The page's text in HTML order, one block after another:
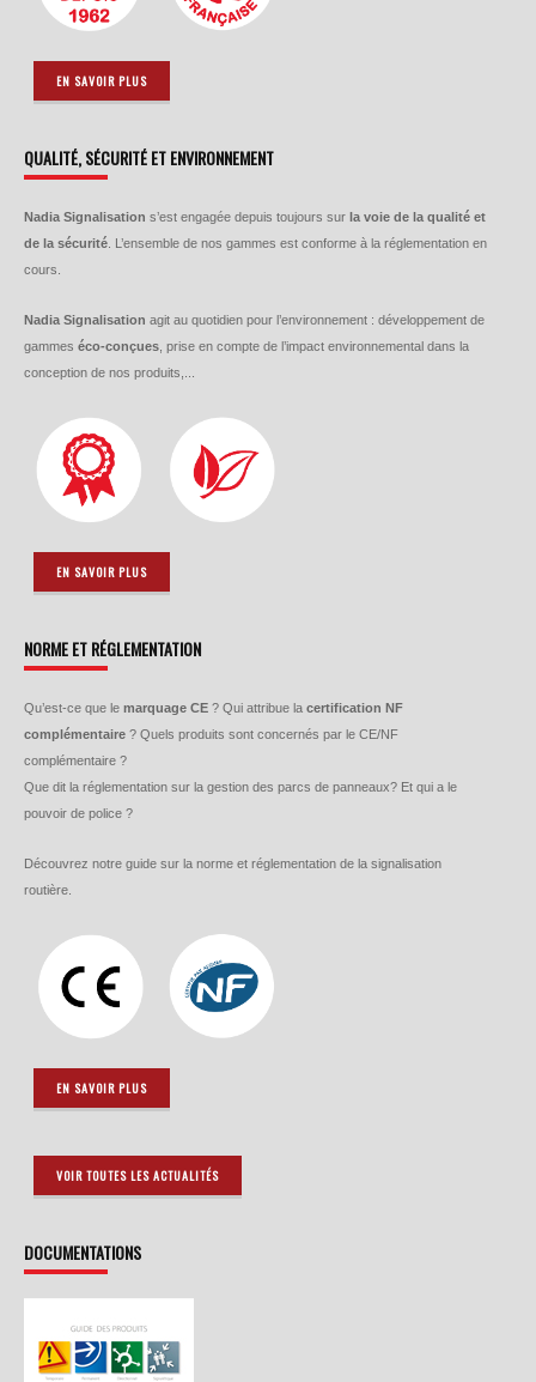
EN SAVOIR PLUS
QUALITÉ, SÉCURITÉ ET ENVIRONNEMENT
Nadia Signalisation s’est engagée depuis toujours sur la voie de la qualité et
de la sécurité . L’ensemble de nos gammes est conforme à la réglementation en
cours.
Nadia Signalisation agit au quotidien pour l’environnement : développement de
gammes éco-conçues , prise en compte de l’impact environnemental dans la
conception de nos produits,...
EN SAVOIR PLUS
NORME ET RÉGLEMENTATION
Qu’est-ce que le marquage CE ? Qui attribue la certification NF
complémentaire ? Quels produits sont concernés par le CE/NF
complémentaire ?
Que dit la réglementation sur la gestion des parcs de panneaux? Et qui a le
pouvoir de police ?
Découvrez notre guide sur la norme et réglementation de la signalisation
routière.
EN SAVOIR PLUS
VOIR TOUTES LES ACTUALITÉS
DOCUMENTATIONS